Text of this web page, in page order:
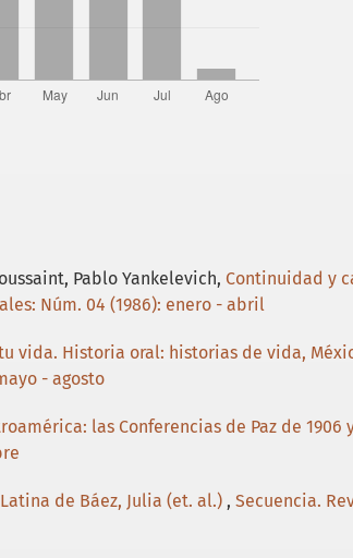
Pablo Yankelevich, Continuidad y
Núm. 04 (1986): enero - abril
vida. Historia oral: historias de vida,
- agosto
las Conferencias de Paz de 1906
de Báez, Julia (et. al.) , Secuencia.